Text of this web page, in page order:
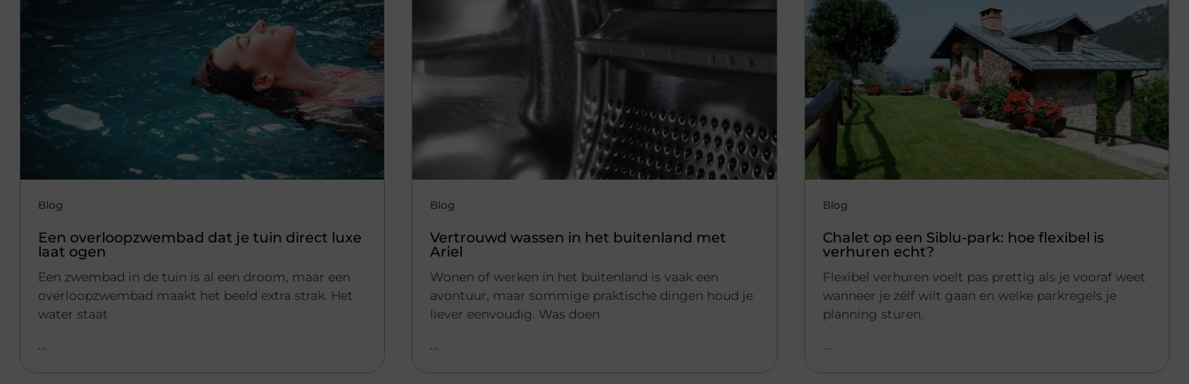
Blog
Een overloopzwembad dat je tuin direct luxe
laat ogen
Een zwembad in de tuin is al een droom, maar een
overloopzwembad maakt het beeld extra strak. Het
water staat
...
Blog
Vertrouwd wassen in het buitenland met
Ariel
Wonen of werken in het buitenland is vaak een
avontuur, maar sommige praktische dingen houd je
liever eenvoudig. Was doen
...
Blog
Chalet op een Siblu-park: hoe flexibel is
verhuren echt?
Flexibel verhuren voelt pas prettig als je vooraf weet
wanneer je zélf wilt gaan en welke parkregels je
planning sturen.
...